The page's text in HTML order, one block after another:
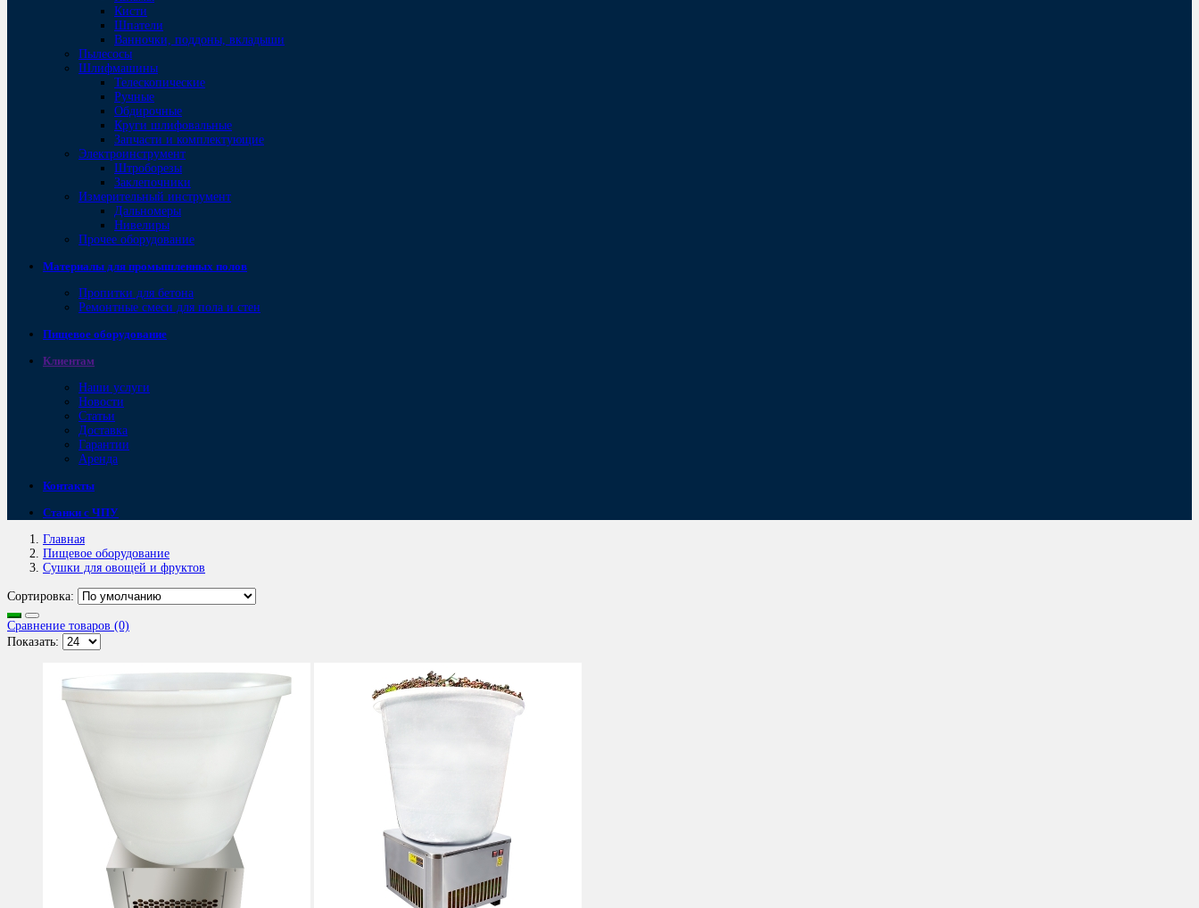
Кисти
Шпатели
Ванночки, поддоны, вкладыши
Пылесосы
Шлифмашины
Телескопические
Ручные
Обдирочные
Круги шлифовальные
Запчасти и комплектующие
Электроинструмент
Штроборезы
Заклепочники
Измерительный инструмент
Дальномеры
Нивелиры
Прочее оборудование
Материалы для промышленных полов
Пропитки для бетона
Ремонтные смеси для пола и стен
Пищевое оборудование
Клиентам
Наши услуги
Новости
Статьи
Доставка
Гарантии
Аренда
Контакты
Станки с ЧПУ
Главная
Пищевое оборудование
Сушки для овощей и фруктов
Сортировка:
Сравнение товаров (0)
Показать: